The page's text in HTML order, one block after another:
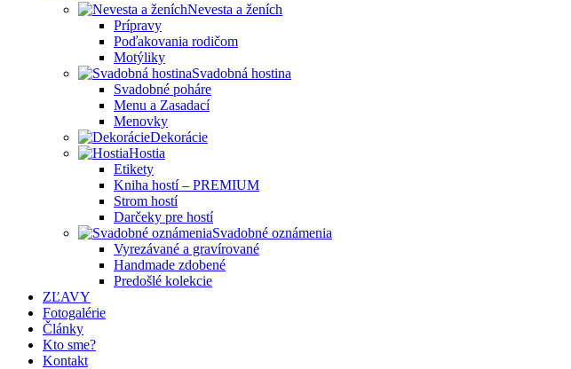
Nevesta a ženích
Prípravy
Poďakovania rodičom
Motýliky
Svadobná hostina
Svadobné poháre
Menu a Zasadací
Menovky
Dekorácie
Hostia
Etikety
Kniha hostí – PREMIUM
Strom hostí
Darčeky pre hostí
Svadobné oznámenia
Vyrezávané a gravírované
Handmade zdobené
Predošlé kolekcie
ZĽAVY
Fotogalérie
Články
Kto sme?
Kontakt